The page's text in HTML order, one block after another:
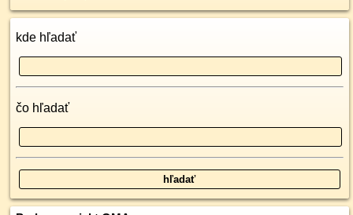
kde hľadať
čo hľadať